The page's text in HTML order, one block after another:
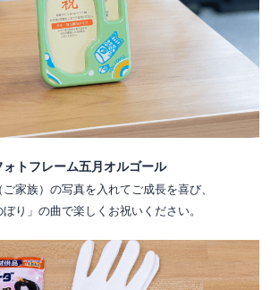
ォトフレーム五月オルゴール
家族）の写真を入れてご成長を喜び、
ぼり」の曲で楽しくお祝いください。